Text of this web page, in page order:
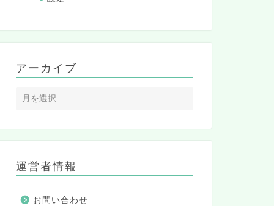
アーカイブ
運営者情報
お問い合わせ